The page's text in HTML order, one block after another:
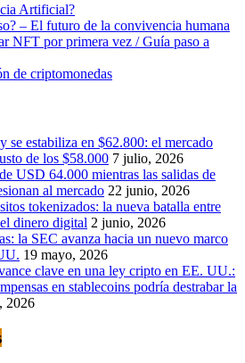
Artificial?
– El futuro de la convivencia humana
NFT por primera vez / Guía paso a
de criptomonedas
se estabiliza en $62.800: el mercado
de los $58.000 7 julio, 2026
USD 64.000 mientras las salidas de
al mercado 22 junio, 2026
tokenizados: la nueva batalla entre
dinero digital 2 junio, 2026
la SEC avanza hacia un nuevo marco
19 mayo, 2026
clave en una ley cripto en EE. UU.:
en stablecoins podría destrabar la
2026